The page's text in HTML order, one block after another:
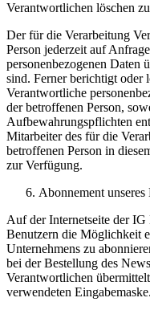
Verantwortlichen löschen
Der für die Verarbeitung
Person jederzeit auf
personenbezogenen Daten
sind. Ferner berichtigt oder
Verantwortliche
der betroffenen Person,
Aufbewahrungspflichten
Mitarbeiter des für die
betroffenen Person in
zur Verfügung.
Abonnement unseres
Auf der Internetseite der
Benutzern die Möglichkeit
Unternehmens zu
bei der Bestellung des
Verantwortlichen
verwendeten Eingabemaske.